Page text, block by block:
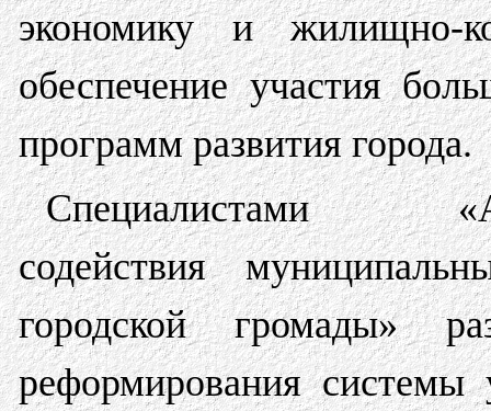
экономику и жилищно-
обеспечение участия
программ развития города.
Специалистами
содействия
городской громады»
реформирования системы